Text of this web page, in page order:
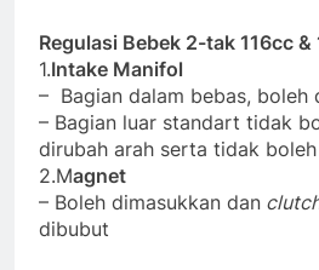
Regulasi Bebek 2-tak 116cc &
1.Intake Manifol
– Bagian dalam bebas, boleh
– Bagian luar standart tidak
dirubah arah serta tidak
2.Magnet
– Boleh dimasukkan dan
dibubut